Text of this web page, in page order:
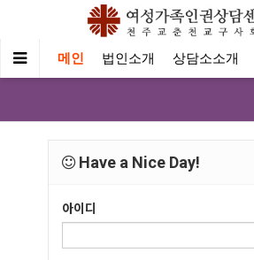
메인 법인소개 상담소소개
Have a Nice Day!
아이디